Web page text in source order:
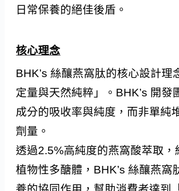
日常保養的絕佳後盾。
核心理念
BHK’s 絲釀燕窩肽的核心設計理
定量與天然純粹」。BHK’s 開發
成分的吸收率與純度，而非單純
劑量。
透過2.5%高純度的燕窩酸萃取，
植物性多醣體，BHK’s 絲釀燕窩